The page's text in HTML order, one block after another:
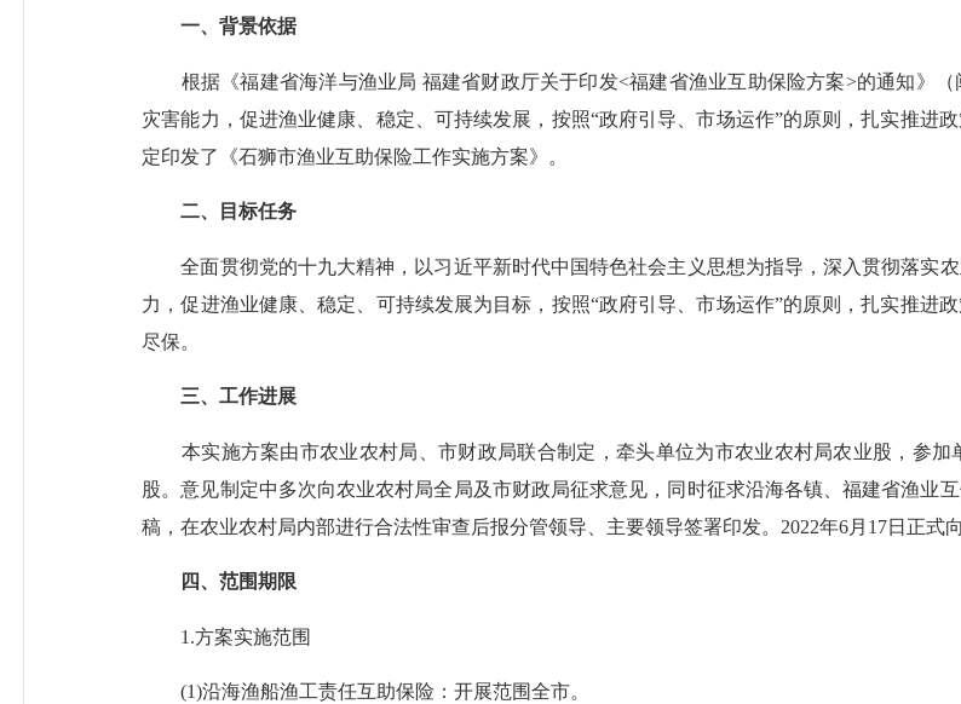
一、背景依据
根据《福建省海洋与渔业局 福建省财政厅关于印发<福建省渔业互助保险方案>的通知》（
灾害能力，促进渔业健康、稳定、可持续发展，按照“政府引导、市场运作”的原则，扎实推进
定印发了《石狮市渔业互助保险工作实施方案》。
二、目标任务
全面贯彻党的十九大精神，以习近平新时代中国特色社会主义思想为指导，深入贯彻落实
力，促进渔业健康、稳定、可持续发展为目标，按照“政府引导、市场运作”的原则，扎实推进
尽保。
三、工作进展
本实施方案由市农业农村局、市财政局联合制定，牵头单位为市农业农村局农业股，参加
股。意见制定中多次向农业农村局全局及市财政局征求意见，同时征求沿海各镇、福建省渔业
稿，在农业农村局内部进行合法性审查后报分管领导、主要领导签署印发。2022年6月17日正式
四、范围期限
1.方案实施范围
(1)沿海渔船渔工责任互助保险：开展范围全市。